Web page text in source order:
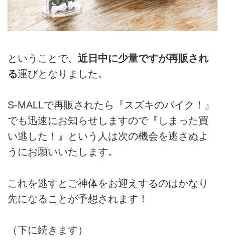
ということで、 近日中に少量ですが再販され
る運びとなりました。
S-MALLで再販されたら『スズキのバイク！』
でも迅速にお知らせしますので『しまった買
い逃した！』という人は次の機会を逃さぬよ
うにお願いいたします。
これを逃すとご神体をお迎えするのはかなり
先になることが予想されます！
（下に続きます）